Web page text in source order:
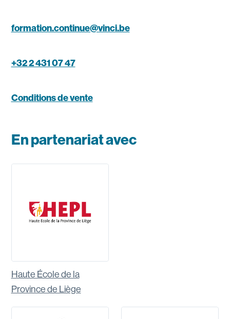
formation.continue@vinci.be
+32 2 431 07 47
Conditions de vente
En partenariat avec
Haute École de la
Province de Liège